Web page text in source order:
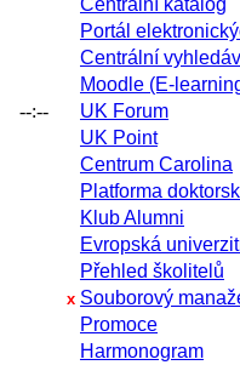
--:--
Centrální katalog
Portál
Centrální
Moodle (E-
UK Forum
UK Point
Centrum Carolina
Platforma
Klub Alumni
Evropská
Přehled školitelů
x Souborový
Promoce
Harmonogram